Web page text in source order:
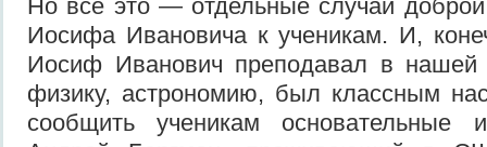
Но все это — отдельные случаи доброй
Иосифа Ивановича к ученикам. И,
Иосиф Иванович преподавал в нашей
физику, астрономию, был классным
сообщить ученикам основательные